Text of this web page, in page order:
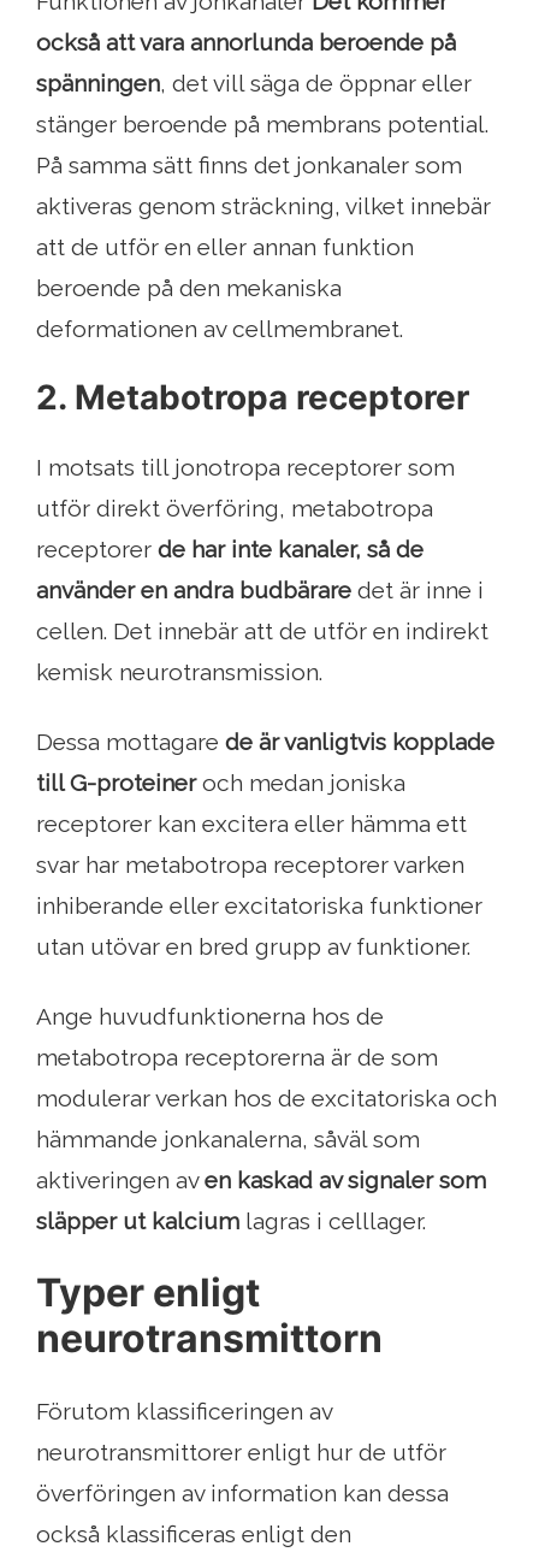
också att vara annorlunda beroende på
spänningen, det vill säga de öppnar eller
stänger beroende på membrans potential.
På samma sätt finns det jonkanaler som
aktiveras genom sträckning, vilket innebär
att de utför en eller annan funktion
beroende på den mekaniska
deformationen av cellmembranet.
2. Metabotropa receptorer
I motsats till jonotropa receptorer som
utför direkt överföring, metabotropa
receptorer de har inte kanaler, så de
använder en andra budbärare det är inne i
cellen. Det innebär att de utför en indirekt
kemisk neurotransmission.
Dessa mottagare de är vanligtvis kopplade
till G-proteineroch medan joniska
receptorer kan excitera eller hämma ett
svar har metabotropa receptorer varken
inhiberande eller excitatoriska funktioner
utan utövar en bred grupp av funktioner.
Ange huvudfunktionerna hos de
metabotropa receptorerna är de som
modulerar verkan hos de excitatoriska och
hämmande jonkanalerna, såväl som
aktiveringen aven kaskad av signaler som
släpper ut kalcium lagras i celllager.
Typer enligt
neurotransmittorn
Förutom klassificeringen av
neurotransmittorer enligt hur de utför
överföringen av information kan dessa
också klassificeras enligt den